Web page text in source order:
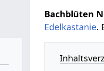
Bachblüten
Edelkastanie.